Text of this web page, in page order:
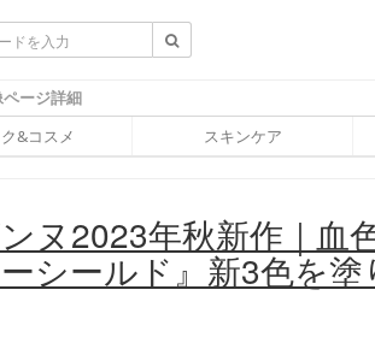
ージ詳細
ク&コスメ スキンケア
ヌ2023年秋新作｜血
シールド』新3色を